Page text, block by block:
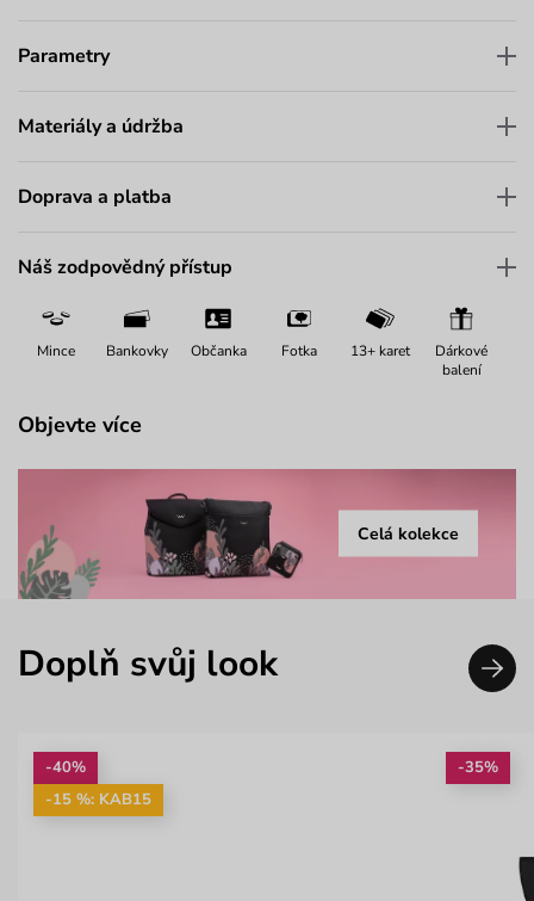
Parametry
Materiály a údržba
Doprava a platba
Náš zodpovědný přístup
Mince Bankovky Občanka Fotka 13+ karet
Dárkové
balení
Objevte více
Celá kolekce
Doplň svůj look
-40%
-15 %: KAB15
-35%